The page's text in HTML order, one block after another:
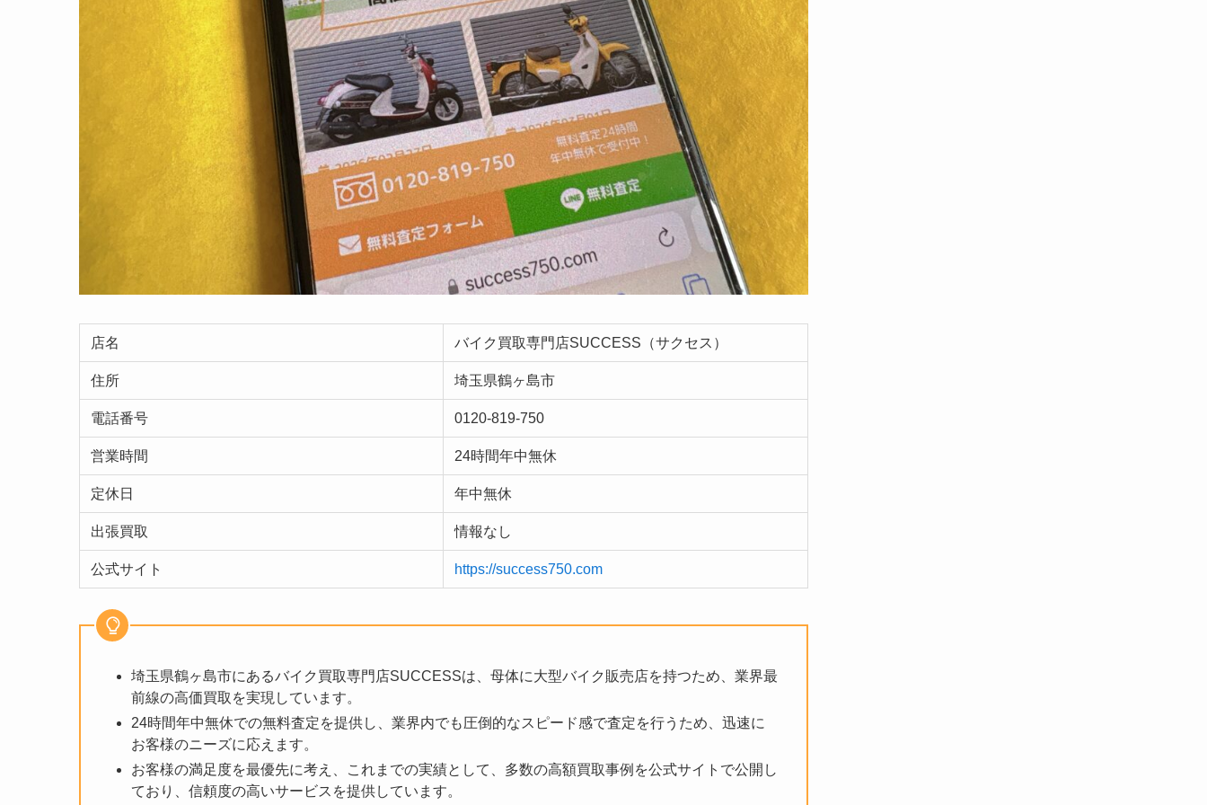
店名 バイク買取専門店SUCCESS（サクセス）
住所 埼玉県鶴ヶ島市
電話番号 0120-819-750
営業時間 24時間年中無休
定休日 年中無休
出張買取 情報なし
公式サイト https://success750.com
埼玉県鶴ヶ島市にあるバイク買取専門店SUCCESSは、母体に大型バイク販売店を持つため、業界最
前線の高価買取を実現しています。
24時間年中無休での無料査定を提供し、業界内でも圧倒的なスピード感で査定を行うため、迅速に
お客様のニーズに応えます。
お客様の満足度を最優先に考え、これまでの実績として、多数の高額買取事例を公式サイトで公開し
ており、信頼度の高いサービスを提供しています。